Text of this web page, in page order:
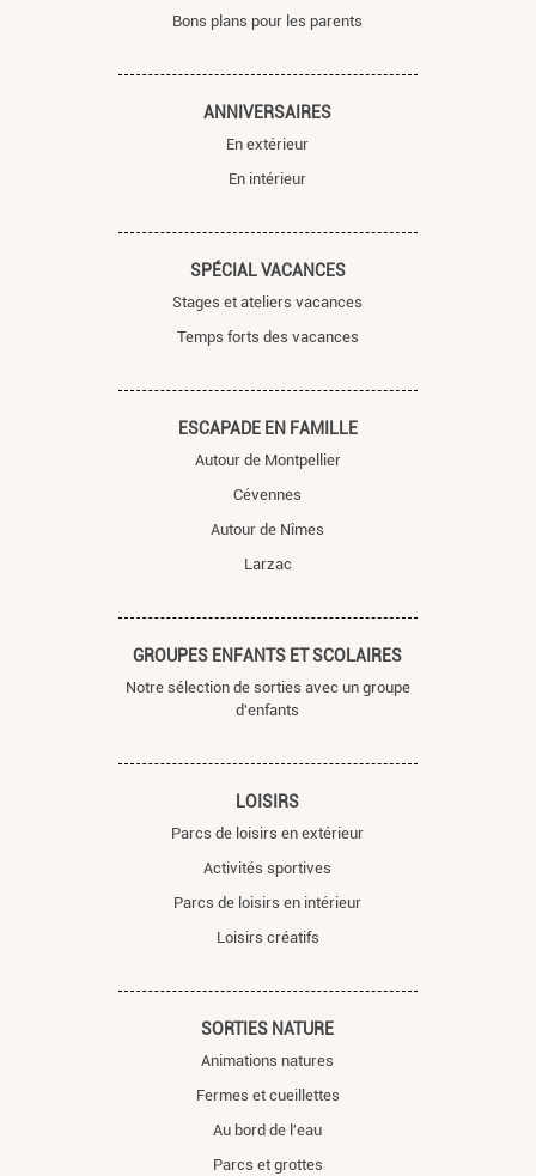
Bons plans pour les parents
ANNIVERSAIRES
En extérieur
En intérieur
SPÉCIAL VACANCES
Stages et ateliers vacances
Temps forts des vacances
ESCAPADE EN FAMILLE
Autour de Montpellier
Cévennes
Autour de Nîmes
Larzac
GROUPES ENFANTS ET SCOLAIRES
Notre sélection de sorties avec un groupe
d'enfants
LOISIRS
Parcs de loisirs en extérieur
Activités sportives
Parcs de loisirs en intérieur
Loisirs créatifs
SORTIES NATURE
Animations natures
Fermes et cueillettes
Au bord de l'eau
Parcs et grottes